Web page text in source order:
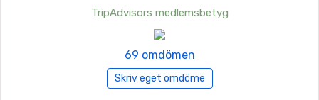
TripAdvisors medlemsbetyg
69 omdömen
Skriv eget omdöme